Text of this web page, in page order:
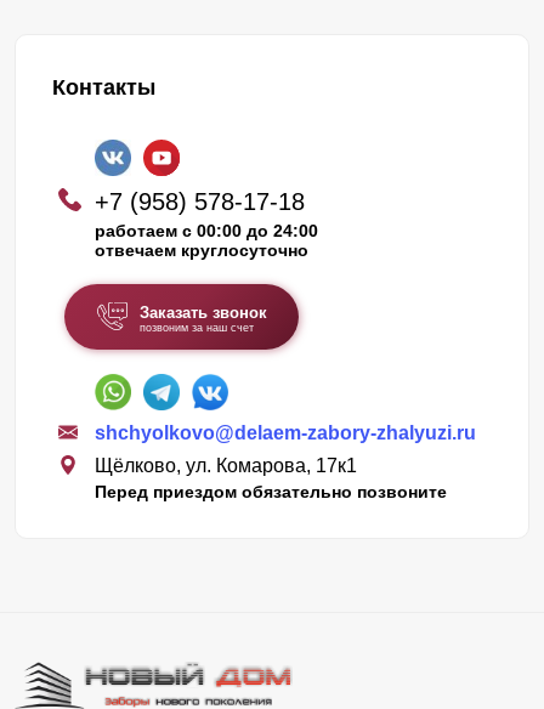
Контакты
+7 (958) 578-17-18
работаем с 00:00 до 24:00
отвечаем круглосуточно
Заказать звонок
позвоним за наш счет
shchyolkovo@delaem-zabory-zhalyuzi.ru
Щёлково, ул. Комарова, 17к1
Перед приездом обязательно позвоните